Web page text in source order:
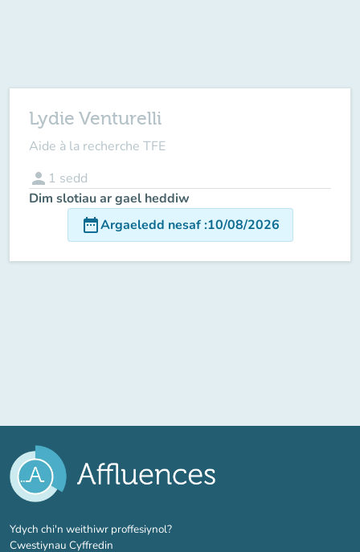
Lydie Venturelli
Aide à la recherche TFE
person 1 sedd
Dim slotiau ar gael heddiw
date_rangeArgaeledd nesaf:10/08/2026
Ydych chi'n weithiwr proffesiynol?(tab newydd)
Cwestiynau Cyffredin